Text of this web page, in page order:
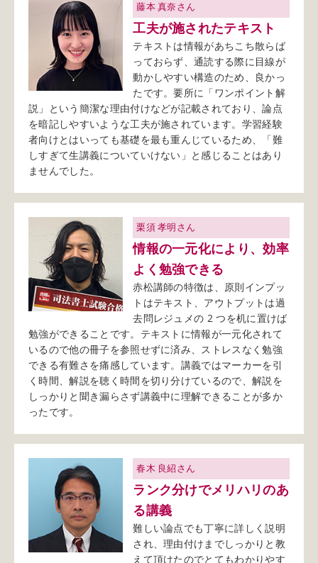
藤本 真奈さん
工夫が施されたテキスト
テキストは情報があちこち散らば
っておらず、通読する際に目線が
動かしやすい構造のため、良かっ
たです。要所に「ワンポイント解
説」という簡潔な理由付けなどが記載されており、論点
を暗記しやすいような工夫が施されています。学習経験
者向けとはいっても基礎を最も重んじているため、「難
しすぎて生講義についていけない」と感じることはあり
ませんでした。
栗須 孝明さん
情報の一元化により、効率
よく勉強できる
赤松講師の特徴は、原則インプッ
トはテキスト、アウトプットは過
去問レジュメの 2 つを机に置けば
勉強ができることです。テキストに情報が一元化されて
いるので他の冊子を参照せずに済み、ストレスなく勉強
できる有難さを痛感しています。講義ではマーカーを引
く時間、解説を聴く時間を切り分けているので、解説を
しっかりと聞き漏らさず講義中に理解できることが多か
ったです。
春木 良紹さん
ランク分けでメリハリのあ
る講義
難しい論点でも丁寧に詳しく説明
され、理由付けまでしっかりと教
えて頂けたのでとてもわかりやす